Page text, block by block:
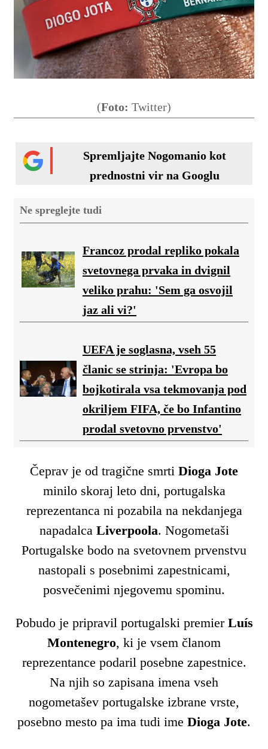
(Foto: Twitter)
Spremljajte Nogomanio kot
prednostni vir na Googlu
Ne spreglejte tudi
Francoz prodal repliko pokala
svetovnega prvaka in dvignil
veliko prahu: 'Sem ga osvojil
jaz ali vi?'
UEFA je soglasna, vseh 55
članic se strinja: 'Evropa bo
bojkotirala vsa tekmovanja pod
okriljem FIFA, če bo Infantino
prodal svetovno prvenstvo'
Čeprav je od tragične smrti Dioga Jote
minilo skoraj leto dni, portugalska
reprezentanca ni pozabila na nekdanjega
napadalca Liverpoola. Nogometaši
Portugalske bodo na svetovnem prvenstvu
nastopali s posebnimi zapestnicami,
posvečenimi njegovemu spominu.
Pobudo je pripravil portugalski premier Luís
Montenegro, ki je vsem članom
reprezentance podaril posebne zapestnice.
Na njih so zapisana imena vseh
nogometašev portugalske izbrane vrste,
posebno mesto pa ima tudi ime Dioga Jote.